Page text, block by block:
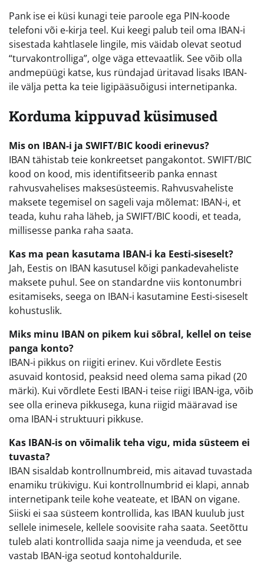
Pank ise ei küsi kunagi teie paroole ega PIN-koode
telefoni või e-kirja teel. Kui keegi palub teil oma IBAN-i
sisestada kahtlasele lingile, mis väidab olevat seotud
“turvakontrolliga”, olge väga ettevaatlik. See võib olla
andmepüügi katse, kus ründajad üritavad lisaks IBAN-
ile välja petta ka teie ligipääsuõigusi internetipanka.
Korduma kippuvad küsimused
Mis on IBAN-i ja SWIFT/BIC koodi erinevus?
IBAN tähistab teie konkreetset pangakontot. SWIFT/BIC
kood on kood, mis identifitseerib panka ennast
rahvusvahelises maksesüsteemis. Rahvusvaheliste
maksete tegemisel on sageli vaja mõlemat: IBAN-i, et
teada, kuhu raha läheb, ja SWIFT/BIC koodi, et teada,
millisesse panka raha saata.
Kas ma pean kasutama IBAN-i ka Eesti-siseselt?
Jah, Eestis on IBAN kasutusel kõigi pankadevaheliste
maksete puhul. See on standardne viis kontonumbri
esitamiseks, seega on IBAN-i kasutamine Eesti-siseselt
kohustuslik.
Miks minu IBAN on pikem kui sõbral, kellel on teise
panga konto?
IBAN-i pikkus on riigiti erinev. Kui võrdlete Eestis
asuvaid kontosid, peaksid need olema sama pikad (20
märki). Kui võrdlete Eesti IBAN-i teise riigi IBAN-iga, võib
see olla erineva pikkusega, kuna riigid määravad ise
oma IBAN-i struktuuri pikkuse.
Kas IBAN-is on võimalik teha vigu, mida süsteem ei
tuvasta?
IBAN sisaldab kontrollnumbreid, mis aitavad tuvastada
enamiku trükivigu. Kui kontrollnumbrid ei klapi, annab
internetipank teile kohe veateate, et IBAN on vigane.
Siiski ei saa süsteem kontrollida, kas IBAN kuulub just
sellele inimesele, kellele soovisite raha saata. Seetõttu
tuleb alati kontrollida saaja nime ja veenduda, et see
vastab IBAN-iga seotud kontohaldurile.